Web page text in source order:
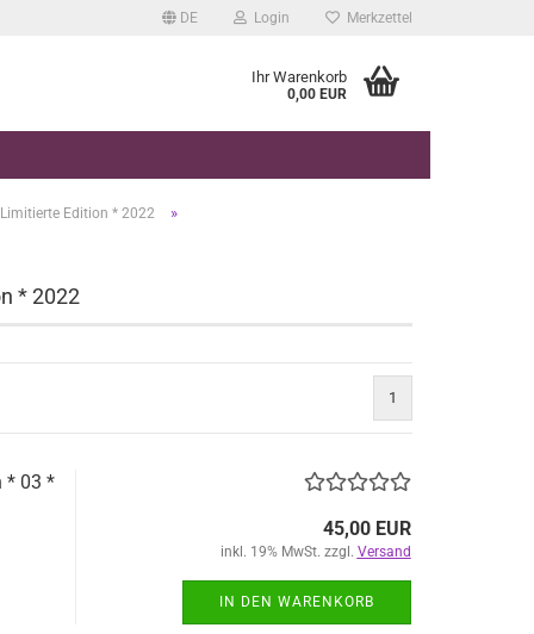
DE Login Merkzettel
Ihr Warenkorb
0,00 EUR
Edition * 2022 »
* 2022
1
* 03 *
45,00 EUR
inkl. 19% MwSt. zzgl. Versand
IN DEN WARENKORB